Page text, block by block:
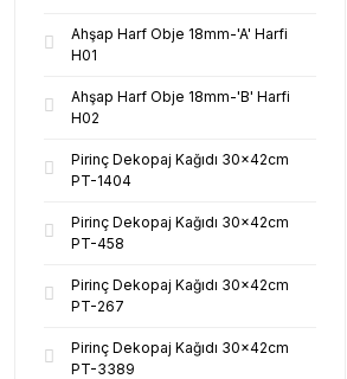
Ahşap Harf Obje 18mm-'A' Harfi
H01
Ahşap Harf Obje 18mm-'B' Harfi
H02
Pirinç Dekopaj Kağıdı 30x42cm
PT-1404
Pirinç Dekopaj Kağıdı 30x42cm
PT-458
Pirinç Dekopaj Kağıdı 30x42cm
PT-267
Pirinç Dekopaj Kağıdı 30x42cm
PT-3389